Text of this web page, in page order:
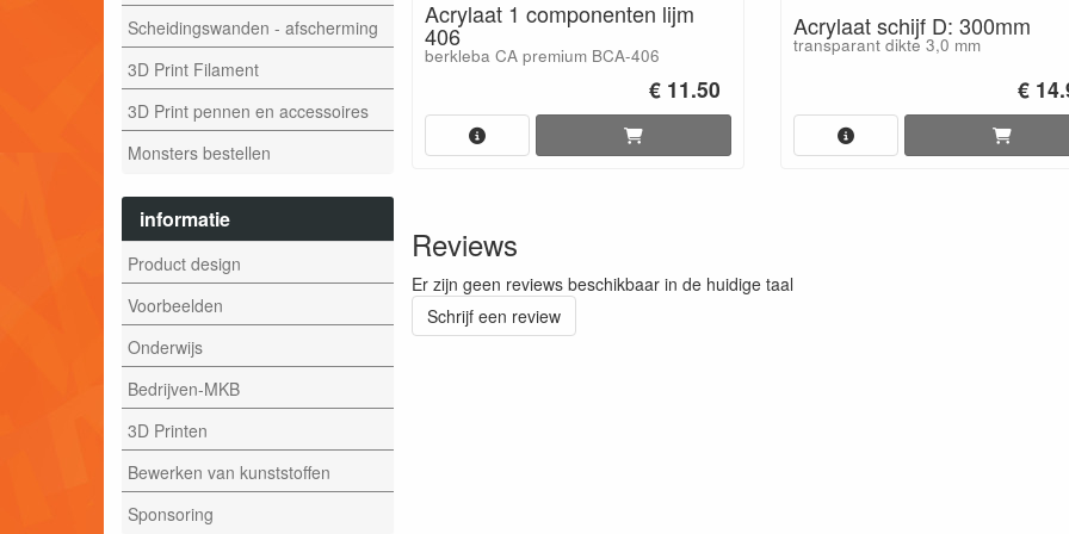
Scheidingswanden - afscherming
3D Print Filament
3D Print pennen en accessoires
Monsters bestellen
informatie
Product design
Voorbeelden
Onderwijs
Bedrijven-MKB
3D Printen
Bewerken van kunststoffen
Sponsoring
Acrylaat 1 componenten lijm
406
berkleba CA premium BCA-406
€ 11.50
Acrylaat schijf D: 300mm
transparant dikte 3,0 mm
€
Reviews
Er zijn geen reviews beschikbaar in de huidige taal
Schrijf een review